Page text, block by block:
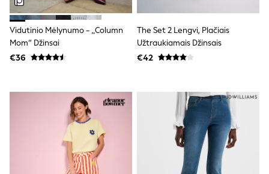
Drink Bottles
Stationery
Jumpers
Polo Shirts
T-Shirts
Shirts
Polo Shirts
HOLIDAY SHOP
Women's Holiday Shop
All Swimwear
All Beachwear
Bags & Accessories
Beach Dresses & Kaftans
Vidutinio Mėlynumo - „Column
Mom“ Džinsai
€36
The Set 2 Lengvi, Plačiais
Užtraukiamais Džinsais
€42